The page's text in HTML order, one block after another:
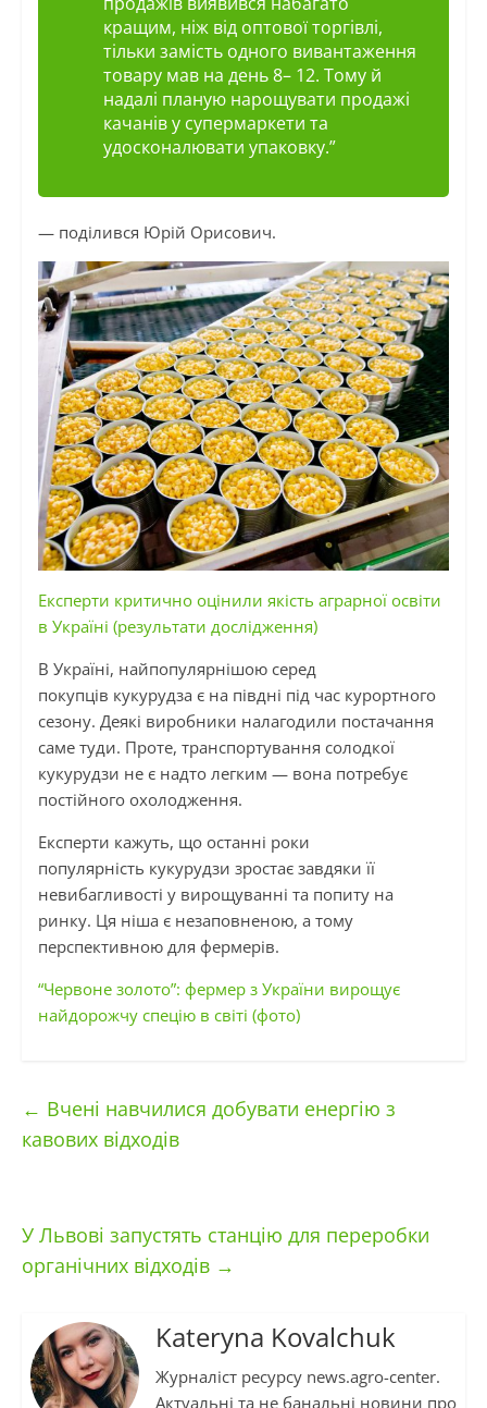
кращим, ніж від оптовоїторгівлі,
тільки замість одного вивантаження
товару мав на день 8– 12. Тому й
надалі планую нарощувати продажі
качанів у супермаркети та
удосконалювати упаковку.”
— поділився Юрій Орисович.
Експерти критично оцінили якість аграрної освіти
в Україні (результати дослідження)
В Україні, найпопулярнішою серед
покупців кукурудза є на півдні під час курортного
сезону. Деякі виробники налагодили постачання
саме туди. Проте, транспортування солодкої
кукурудзи не є надто легким — вона потребує
постійного охолодження.
Експерти кажуть, що останні роки
популярність кукурудзи зростає завдяки її
невибагливості у вирощуванні та попиту на
ринку. Ця ніша є незаповненою, а тому
перспективною для фермерів.
“Червоне золото”: фермер з України вирощує
найдорожчу спецію в світі (фото)
← Вчені навчилися добувати енергію з
кавових відходів
У Львові запустять станцію для переробки
органічних відходів →
Kateryna Kovalchuk
Журналіст ресурсу news.agro-center.
Актуальні та не банальні новини про